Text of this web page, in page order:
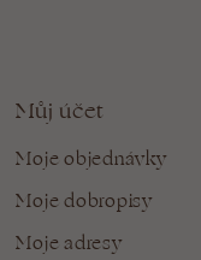
Můj účet
Moje objednávky
Moje dobropisy
Moje adresy